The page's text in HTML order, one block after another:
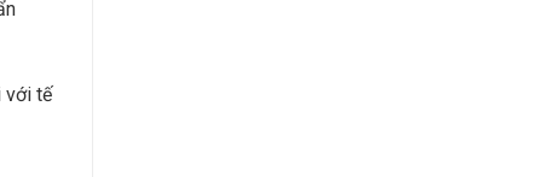
với tế